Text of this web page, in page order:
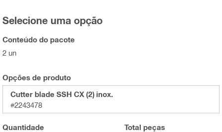
Selecione uma opção
Conteúdo do pacote
2 un
Opções de produto
Cutter blade SSH CX (2) inox.
#2243478
Quantidade Total peças